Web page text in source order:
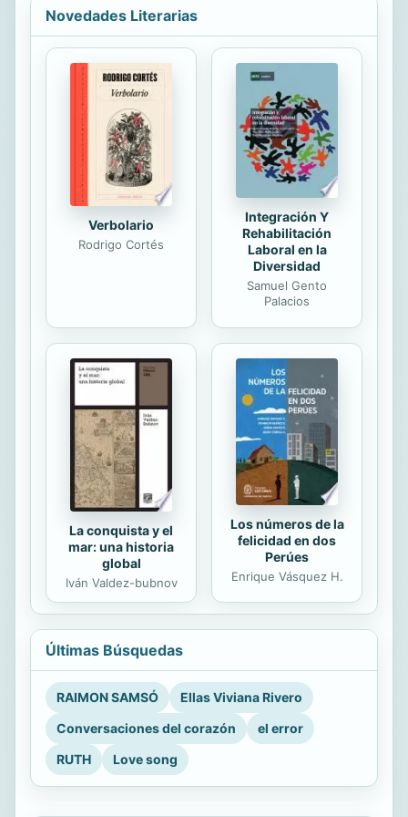
españolas.El objetivo del programa
es promover cambios en los estilos
sanos que contribuyen al aumento
de peso y, a diferencia de otras
pautas alimentarias, trata el aspecto
emocional como algo
fundamental.Este libro proporciona
los conocimientos para que todos los
miembros ...
Novedades Literarias
Verbolario
Rodrigo Cortés
Integración Y
Rehabilitación
Laboral en la
Diversidad
Samuel Gento
Palacios
La conquista y el
mar: una historia
global
Iván Valdez-bubnov
Los números de la
felicidad en dos
Perúes
Enrique Vásquez H.
Últimas Búsquedas
RAIMON SAMSÓ
Ellas Viviana Rivero
Conversaciones del corazón
el error
RUTH
Love song